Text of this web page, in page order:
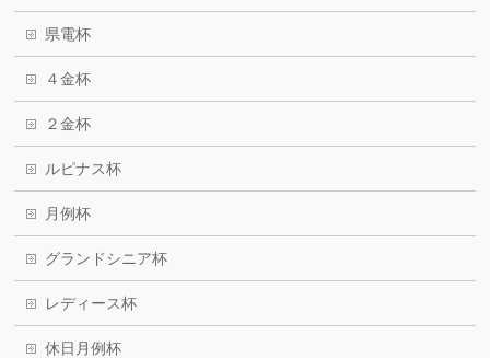
県電杯
４金杯
２金杯
ルピナス杯
月例杯
グランドシニア杯
レディース杯
休日月例杯